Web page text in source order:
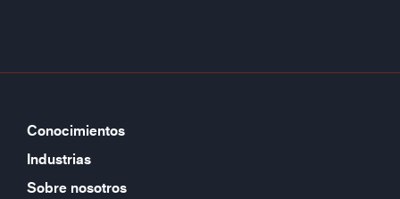
Conocimientos
Industrias
Sobre nosotros